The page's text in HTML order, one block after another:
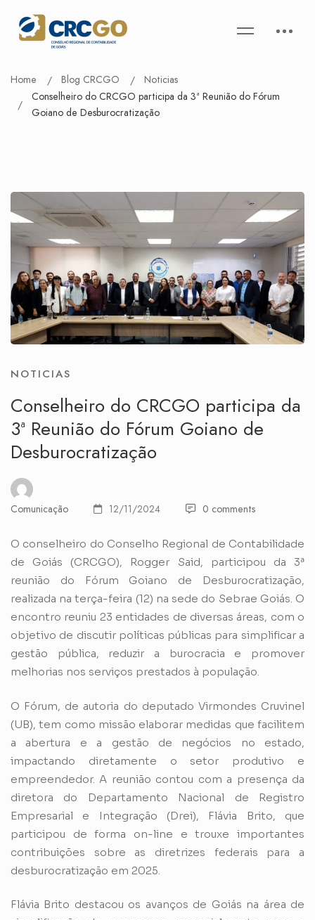
Home Blog CRCGO
Noticias
Conselheiro do CRCGO participa da 3ª Reunião do Fórum
Goiano de Desburocratização
NOTICIAS
Conselheiro do CRCGO participa da
3ª Reunião do Fórum Goiano de
Desburocratização
Comunicação 12/11/2024 0 comments
O conselheiro do Conselho Regional de Contabilidade
de Goiás (CRCGO), Rogger Said, participou da 3ª
reunião do Fórum Goiano de Desburocratização,
realizada na terça-feira (12) na sede do Sebrae Goiás. O
encontro reuniu 23 entidades de diversas áreas, com o
objetivo de discutir políticas públicas para simplificar a
gestão pública, reduzir a burocracia e promover
melhorias nos serviços prestados à população.
O Fórum, de autoria do deputado Virmondes Cruvinel
(UB), tem como missão elaborar medidas que facilitem
a abertura e a gestão de negócios no estado,
impactando diretamente o setor produtivo e
empreendedor. A reunião contou com a presença da
diretora do Departamento Nacional de Registro
Empresarial e Integração (Drei), Flávia Brito, que
participou de forma on-line e trouxe importantes
contribuições sobre as diretrizes federais para a
desburocratização em 2025.
Flávia Brito destacou os avanços de Goiás na área de